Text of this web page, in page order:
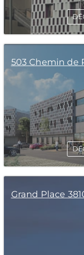
503 Chemin de
Grand Place